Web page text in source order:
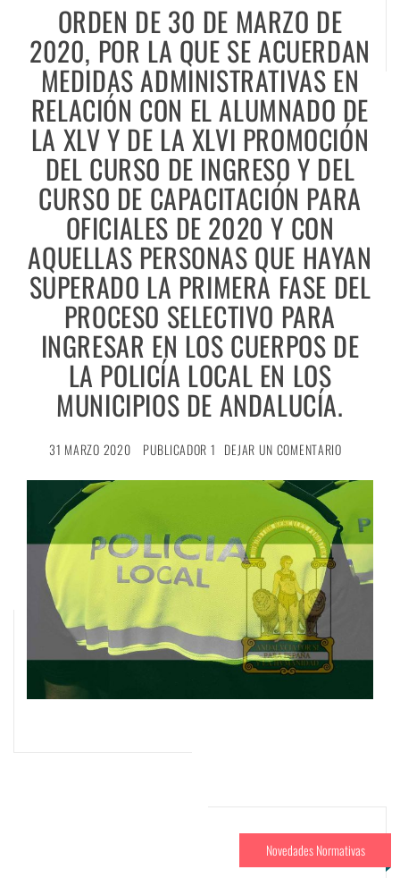
ORDEN DE 30 DE MARZO DE
2020, POR LA QUE SE ACUERDAN
MEDIDAS ADMINISTRATIVAS EN
RELACIÓN CON EL ALUMNADO DE
LA XLV Y DE LA XLVI PROMOCIÓN
DEL CURSO DE INGRESO Y DEL
CURSO DE CAPACITACIÓN PARA
OFICIALES DE 2020 Y CON
AQUELLAS PERSONAS QUE HAYAN
SUPERADO LA PRIMERA FASE DEL
PROCESO SELECTIVO PARA
INGRESAR EN LOS CUERPOS DE
LA POLICÍA LOCAL EN LOS
MUNICIPIOS DE ANDALUCÍA.
31 MARZO 2020 PUBLICADOR 1 DEJAR UN COMENTARIO
Novedades Normativas